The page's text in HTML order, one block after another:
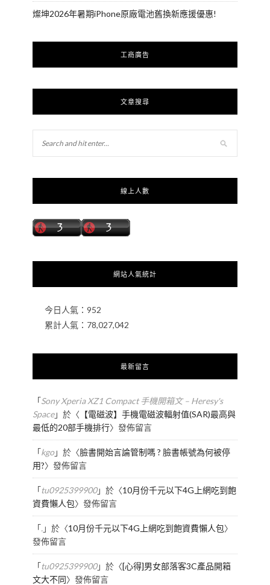
燦坤2026年暑期iPhone原廠電池舊換新應援優惠!
工商廣告
文章搜尋
線上人數
網站人氣統計
今日人氣： 952
累計人氣： 78,027,042
最新留言
「Sony Xperia XZ1 Compact 手機開箱文 – Heresy's
Space」於〈 【電磁波】手機電磁波輻射值(SAR)最高與
最低的20部手機排行〉發佈留言
「kgo」於〈臉書開始言論管制嗎 ? 臉書帳號為何被停
用?〉發佈留言
「tu0925399900」於〈10月份千元以下4G上網吃到飽
資費懶人包〉發佈留言
「.」於〈10月份千元以下4G上網吃到飽資費懶人包〉
發佈留言
「tu0925399900」於〈[心得]男女部落客3C產品開箱
文大不同〉發佈留言